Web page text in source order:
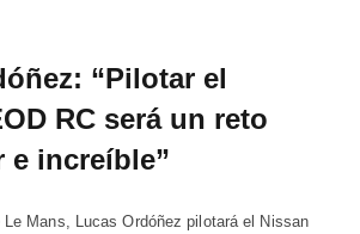
“Pilotar el
RC será un reto
e increíble”
Le Mans, Lucas Ordóñez pilotará el Nissan